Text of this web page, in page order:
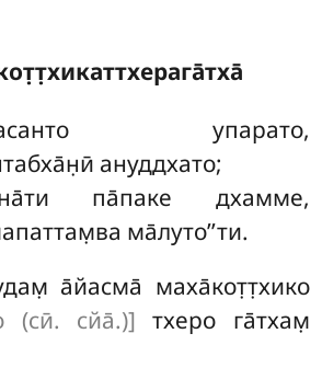
упарато,
ануддхато;
па̄паке дхамме,
ма̄луто’’ти.
а̄йасма̄ маха̄кот̣т̣хико
(сӣ. сйа̄.)] тхеро га̄тхам̣